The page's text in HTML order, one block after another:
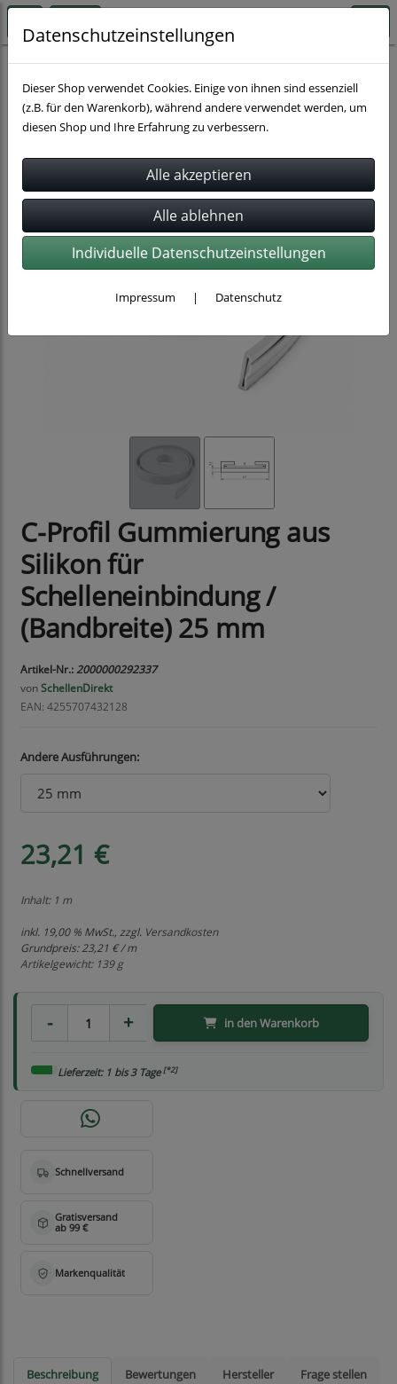
Schlauchbefestigung
C-Profil Gummierung aus
Silikon für
Schelleneinbindung /
(Bandbreite) 25 mm
Artikel-Nr.:2000000292337
vonSchellenDirekt
EAN: 4255707432128
Andere Ausführungen:
23,21 €
Inhalt: 1 m
inkl. 19,00 % MwSt., zzgl. Versandkosten
Grundpreis:23,21 € / m
Artikelgewicht: 139 g
in den Warenkorb
Lieferzeit: 1 bis 3 Tage[*2]
Beschreibung Bewertungen Hersteller Frage stellen
Datenschutzeinstellungen
Dieser Shop verwendet Cookies. Einige von ihnen sind essenziell
(z.B. für den Warenkorb), während andere verwendet werden, um
diesen Shop und Ihre Erfahrung zu verbessern.
Individuelle Datenschutzeinstellungen
Impressum | Datenschutz